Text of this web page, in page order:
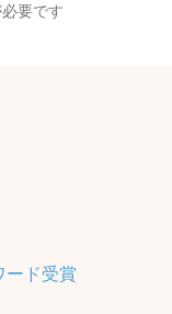
要です
ード受賞